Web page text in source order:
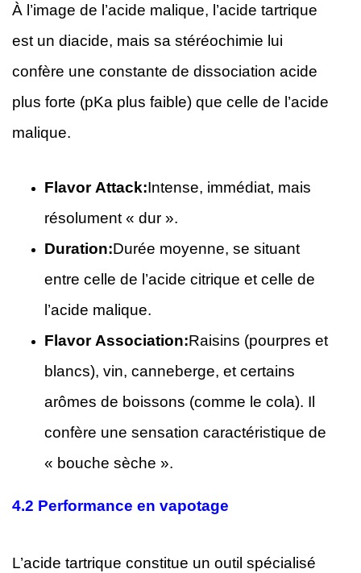
À l’image de l’acide malique, l’acide tartrique
est un diacide, mais sa stéréochimie lui
confère une constante de dissociation acide
plus forte (pKa plus faible) que celle de l’acide
malique.
Flavor Attack:Intense, immédiat, mais
résolument « dur ».
Duration:Durée moyenne, se situant
entre celle de l’acide citrique et celle de
l’acide malique.
Flavor Association:Raisins (pourpres et
blancs), vin, canneberge, et certains
arômes de boissons (comme le cola). Il
confère une sensation caractéristique de
« bouche sèche ».
4.2 Performance en vapotage
L’acide tartrique constitue un outil spécialisé